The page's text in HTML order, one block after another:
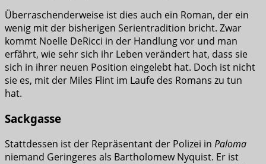
Überraschenderweise ist dies auch ein Roman, der ein
wenig mit der bisherigen Serientradition bricht. Zwar
kommt Noelle DeRicci in der Handlung vor und man
erfährt, wie sehr sich ihr Leben verändert hat, dass sie
sich in ihrer neuen Position eingelebt hat. Doch ist nicht
sie es, mit der Miles Flint im Laufe des Romans zu tun
hat.
Sackgasse
Stattdessen ist der Repräsentant der Polizei in Paloma
niemand Geringeres als Bartholomew Nyquist. Er ist